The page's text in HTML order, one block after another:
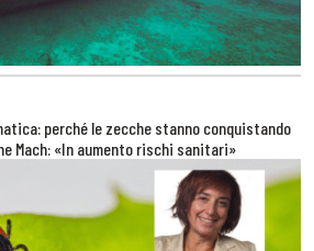
perché le zecche stanno conquistando
Mach: «In aumento rischi sanitari»